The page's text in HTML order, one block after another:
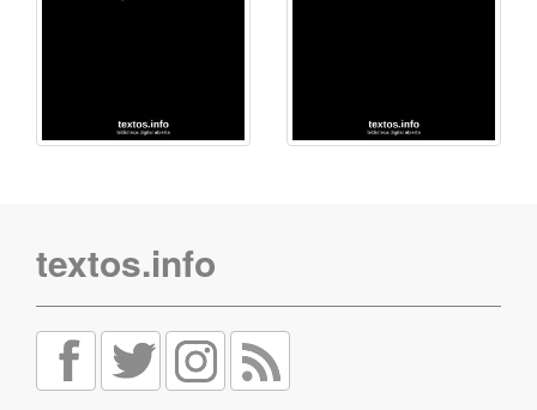
textos.info